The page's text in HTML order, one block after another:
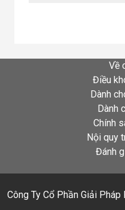
Về
Điều
Dành
Dành
Chính
Nội quy
Đánh
Công Ty Cổ Phần Giải